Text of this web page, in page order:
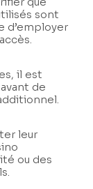
sont
d’employer
il est
de
leur
ou des